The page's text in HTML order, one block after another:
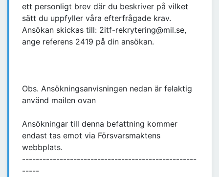
ett personligt brev där du beskriver på vilket
sätt du uppfyller våra efterfrågade krav.
Ansökan skickas till: 2itf-rekrytering@mil.se,
ange referens 2419 på din ansökan.
Obs. Ansökningsanvisningen nedan är felaktig
använd mailen ovan
Ansökningar till denna befattning kommer
endast tas emot via Försvarsmaktens
webbplats.
---------------------------------------------------
-----